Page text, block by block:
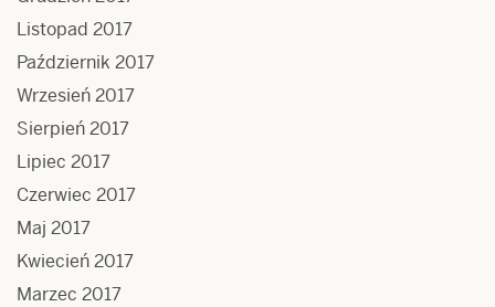
Listopad 2017
Październik 2017
Wrzesień 2017
Sierpień 2017
Lipiec 2017
Czerwiec 2017
Maj 2017
Kwiecień 2017
Marzec 2017